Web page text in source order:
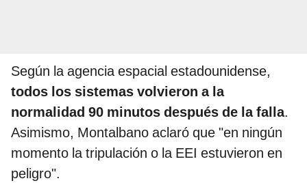
Según la agencia espacial estadounidense,
todos los sistemas volvieron a la
normalidad 90 minutos después de la falla.
Asimismo, Montalbano aclaró que "en ningún
momento la tripulación o la EEI estuvieron en
peligro".